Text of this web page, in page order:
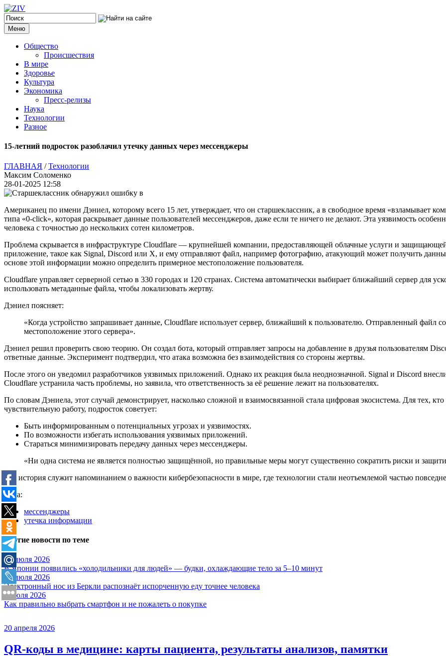
Меню
Общество
Происшествия
В мире
Здоровье
Культура
Экономика
Пресс-релизы
Наука
Технологии
Разное
15-летний подросток разоблачил утечку данных через мессенджеры
ГЛАВНАЯ /Технологии
Максим Соломенко
28-01-2025 12:58
Американец по имени Дэниел, которому всего 15 лет, утверждает, что он старшеклассник, а в свободное время «взламывает
типа «0-click», которая раскрывает данные пользователей мессенджеров, даже если те ничего не делают. Эта уязвимость
человека с точностью до нескольких сотен километров.
Проблема скрывается в инфраструктуре Cloudflare — крупнейшей компании, предоставляющей облачные услуги и защищающей
приложение, такое как Signal, Discord или X, и ему отправляют файл, например фотографию, атакующий может получить
основе этой информации можно определить примерное местоположение пользователя.
Cloudflare управляет серверной сетью в 330 городах и 120 странах. Система автоматически выбирает ближайший сервер для
использовать метаданные файла, чтобы локализовать жертву.
Дэниел поясняет:
«Когда устройство запрашивает данные, Cloudflare использует сервер, ближайший к пользователю. Отправленный файл
местоположение этого сервера».
Дэниел решил проверить свою теорию. Он создал бота, который отправляет запросы на добавление в друзья пользователям
ответные данные. Эксперимент подтвердил, что атака возможна без взаимодействия со стороны жертвы.
После этого он уведомил разработчиков уязвимых приложений. Однако их реакция была неоднозначной. Signal и Discord
Cloudflare устранила часть проблемы, но заявила, что ответственность за её решение лежит на пользователях.
По словам Дэниела, этот случай демонстрирует, насколько сложной и взаимосвязанной стала цифровая экосистема. Для тех,
чувствительную работу, подросток советует:
Быть информированным о потенциальных угрозах и уязвимостях.
По возможности избегать использования уязвимых приложений.
Стараться минимизировать передачу данных через мессенджеры.
«Ни одна система не является полностью защищённой, но правильные меры могут существенно сократить риски и
Эта история служит напоминанием о важности кибербезопасности в мире, где технологии стали неотъемлемой частью
Тема:
мессенджеры
утечка информации
Другие новости по теме
28 июля 2026
В Японии появились «холодильники для людей» — будки, охлаждающие тело за 5–10 минут
17 июля 2026
Электронный нос из Беркли распознаёт испорченную еду точнее человека
6 июля 2026
Как правильно выбрать смартфон и не пожалеть о покупке
20 апреля 2026
QR-коды в медицине: карты пациента, результаты анализов, памятки